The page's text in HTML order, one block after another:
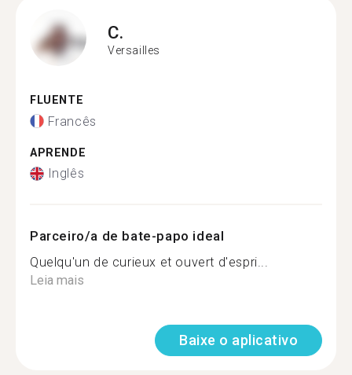
C.
Versailles
FLUENTE
Francês
APRENDE
Inglês
Parceiro/a de bate-papo ideal
Quelqu'un de curieux et ouvert d'espri...
Leia mais
Baixe o aplicativo